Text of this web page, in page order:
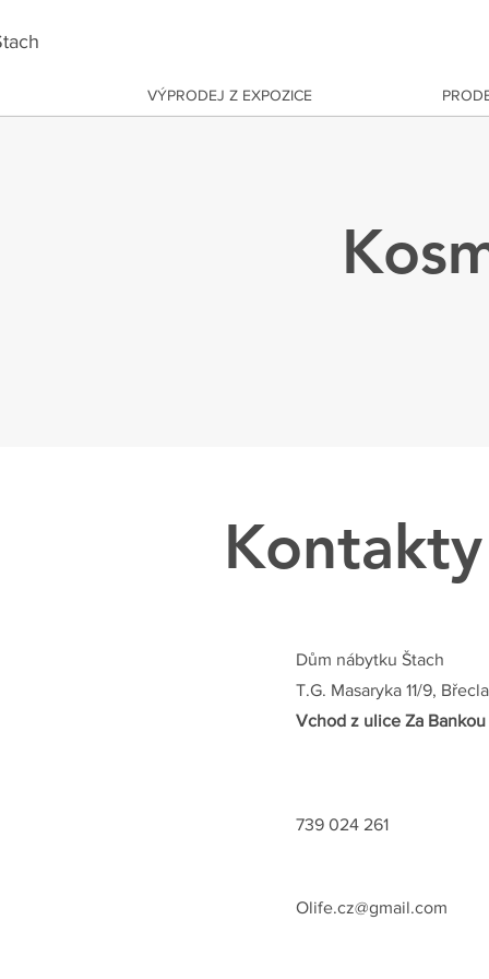
VÝPRODEJ Z EXPOZICE
Kontakty
Dům nábytku Štach
T.G. Masaryka 11/9,
Vchod z ulice Za Bankou
739 024 261
Olife.cz@gmail.com